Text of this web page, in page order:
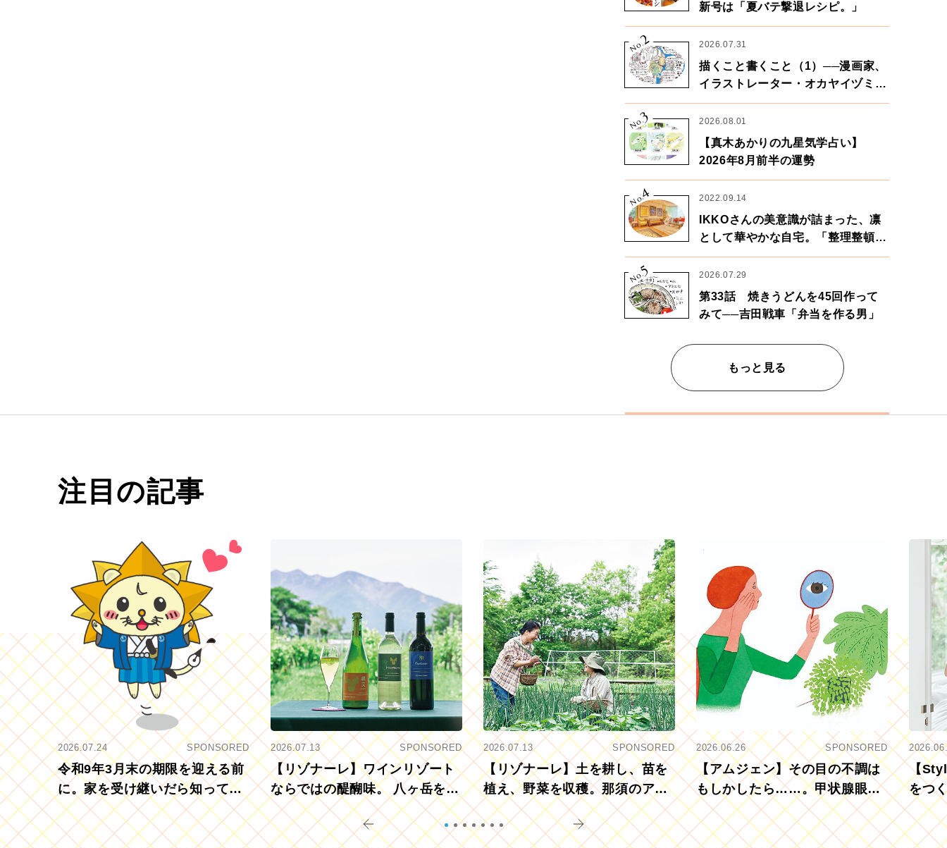
新号は「夏バテ撃退レシピ。」
No.2 2026.07.31
描くこと書くこと（1）──漫画家、
イラストレーター・オカヤイヅミさ
ん×漫画家・鶴谷香央理さん
No.
3 2026.08.01
【真木あかりの九星気学占い】
2026年8月前半の運勢
No.
4 2022.09.14
IKKOさんの美意識が詰まった、凛
として華やかな自宅。「整理整頓は
心のリズムが乱されないための作
業」。
No.
5 2026.07.29
第33話 焼きうどんを45回作って
みて──吉田戦車「弁当を作る男」
もっと見る
注目の記事
2026.07.24 SPONSORED
令和9年3月末の期限を迎える前
に。家を受け継いだら知ってお
きたい「相続登記の義務化」
2026.07.13 SPONSORED
【リゾナーレ】ワインリゾート
ならではの醍醐味。 八ヶ岳を望
むブドウ畑でアペロ
2026.07.13 SPONSORED
【リゾナーレ】土を耕し、苗を
植え、野菜を収穫。那須のアグ
リツーリズモを体験
2026.06.26 SPONSORED
【アムジェン】その目の不調は
もしかしたら……。甲状腺眼症
を知っていますか？
【
をつ